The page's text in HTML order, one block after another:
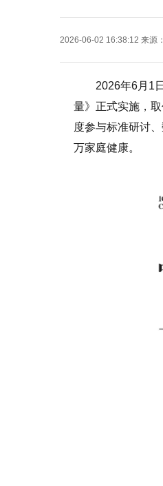
2026-06-02 16:38:12 来源：
2026年6月1
量》正式实施，
度参与标准研讨
万家庭健康。